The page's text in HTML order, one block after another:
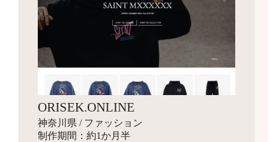
ORISEK.ONLINE
神奈川県 / ファッション
制作期間：約1か月半